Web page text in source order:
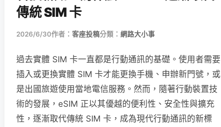
傳統 SIM 卡
2026/6/30作者： 客座投稿分類： 網路大小事
過去實體 SIM 卡一直都是行動通訊的基礎。使用者需要
插入或更換實體 SIM 卡才能更換手機、申辦新門號，或
是出國旅遊使用當地電信服務。然而，隨著行動裝置技
術的發展，eSIM 正以其優越的便利性、安全性與擴充
性，逐漸取代傳統 SIM 卡，成為現代行動通訊的新標